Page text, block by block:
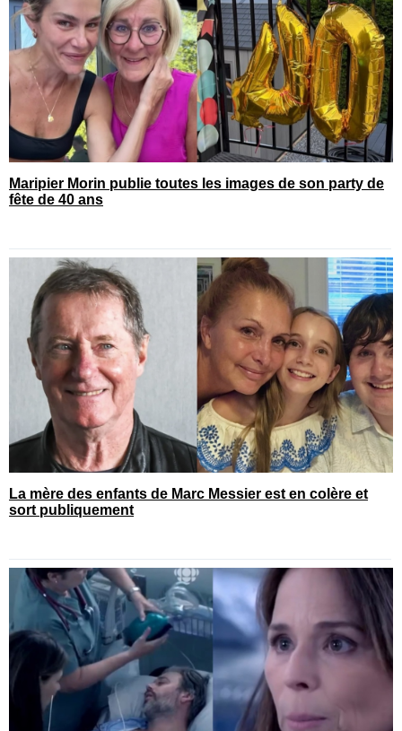
Maripier Morin publie toutes les images de son party de
fête de 40 ans
La mère des enfants de Marc Messier est en colère et
sort publiquement